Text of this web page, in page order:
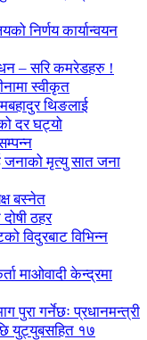
निर्णय कार्यान्वयन
– सरि कमरेडहरु !
स्वीकृत
थिङलाई
दर घट्यो
जनाको मृत्यु सात जना
बस्नेत
ठहर
विदुरबाट विभिन्न
माओवादी केन्द्रमा
पुरा गर्नेछः प्रधानमन्त्री
युट्युबसहित १७